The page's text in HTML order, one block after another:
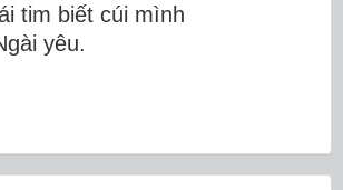
tim biết cúi mình
yêu.